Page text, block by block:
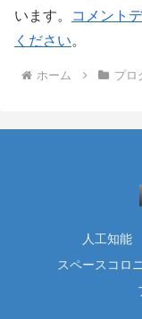
います。
コメント
ください。
ホーム プロ
人工知能
スペースコロ